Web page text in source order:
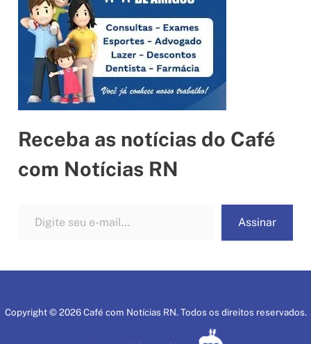
Receba as notícias do Café
com Notícias RN
Assinar
Copyright © 2026 Café com Notícias RN. Todos os direitos reservados.